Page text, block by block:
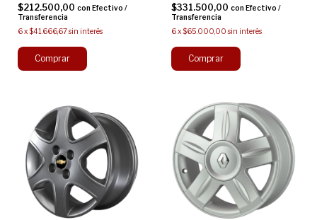
$212.500,00 con Efectivo /
Transferencia
6x$41.666,67sin interés
$331.500,00 con Efectivo /
Transferencia
6 x$65.000,00 sin interés